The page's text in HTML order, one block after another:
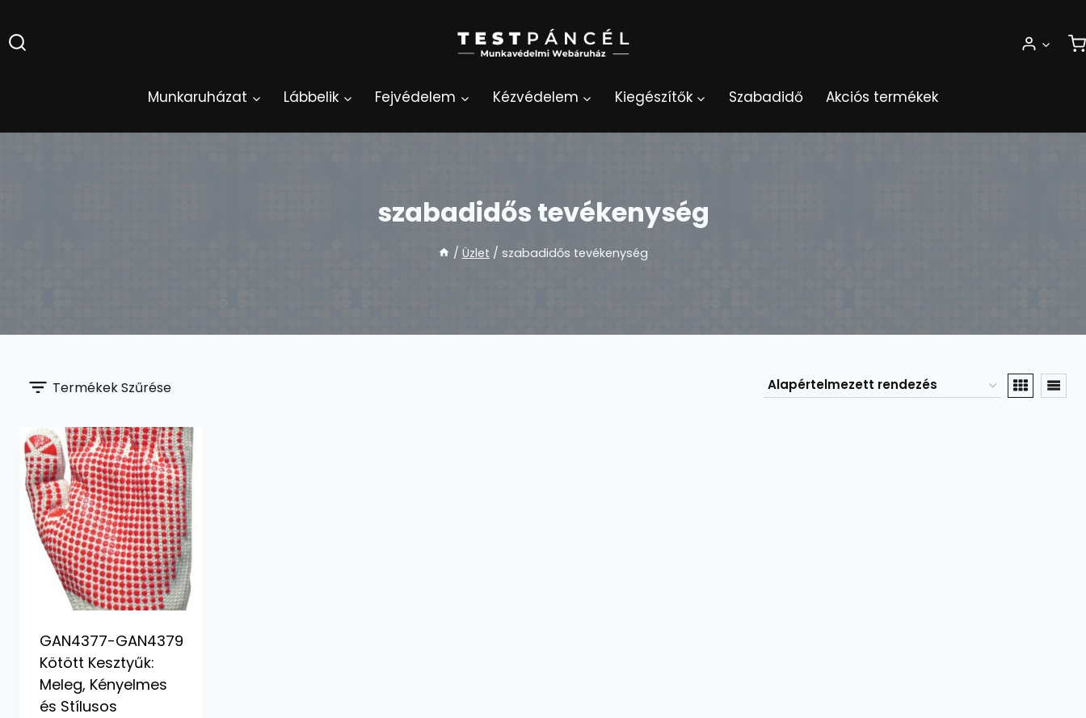
to
content
Munkaruházat Lábbelik Fejvédelem Kézvédelem Kiegészítők Szabadidő Akciós termékek
szabadidős tevékenység
/ Üzlet / szabadidős tevékenység
Termékek Szűrése
GAN4377-GAN4379
Kötött Kesztyűk:
Meleg, Kényelmes
és Stílusos